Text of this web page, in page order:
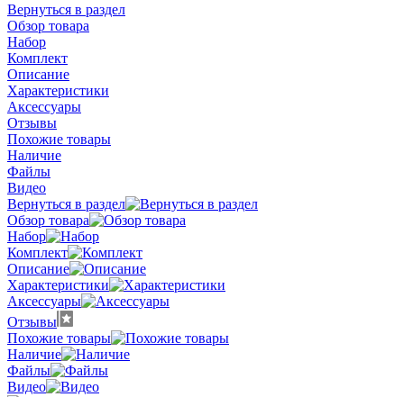
Вернуться в раздел
Обзор товара
Набор
Комплект
Описание
Характеристики
Аксессуары
Отзывы
Похожие товары
Наличие
Файлы
Видео
Вернуться в раздел
Обзор товара
Набор
Комплект
Описание
Характеристики
Аксессуары
Отзывы
Похожие товары
Наличие
Файлы
Видео